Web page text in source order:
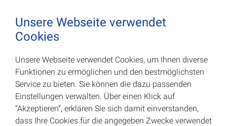
Fliesen-Profile
Art.-Nr.: 054511100AL
Unsere Webseite verwendet
Cookies
Unsere Webseite verwendet Cookies, um Ihnen diverse
Funktionen zu ermöglichen und den bestmöglichsten
Service zu bieten. Sie können die dazu passenden
Einstellungen verwalten. Über einen Klick auf
“Akzeptieren”, erklären Sie sich damit einverstanden,
dass Ihre Cookies für die angegeben Zwecke verwendet